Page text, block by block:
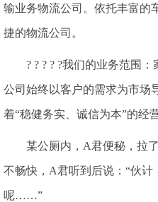
输业务物流公司。依托丰富的
捷的物流公司。
? ? ? ? ?我们的业务范围
公司始终以客户的需求为市场
着“稳健务实、诚信为本”的经
某公厕内，A君便秘，拉
不畅快，A君听到后说：“伙计
呢……”